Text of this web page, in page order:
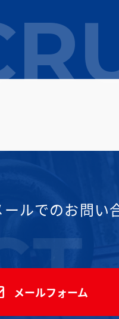
ールでのお問い
メールフォーム